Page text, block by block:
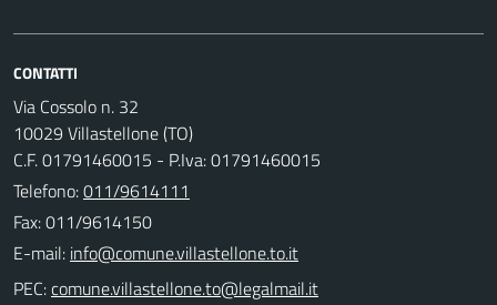
CONTATTI
Via Cossolo n. 32
10029 Villastellone (TO)
C.F. 01791460015 - P.Iva: 01791460015
Telefono:011/9614111
Fax: 011/9614150
E-mail:
PEC: